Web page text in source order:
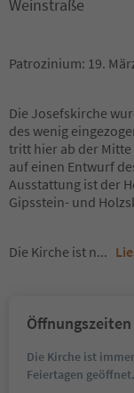
Weinstraße
Patrozinium: 19.
Die Josefskirche
des wenig
tritt hier ab der Mitte
auf einen Entwurf
Ausstattung ist der
Gipsstein- und
Die Kirche ist n...
Öffnungszeiten
Die Kirche ist
Feiertagen geöffnet.